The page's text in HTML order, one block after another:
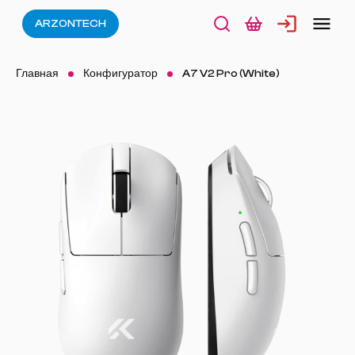
ARZONTECH
Главная Конфигуратор A7 V2 Pro (White)